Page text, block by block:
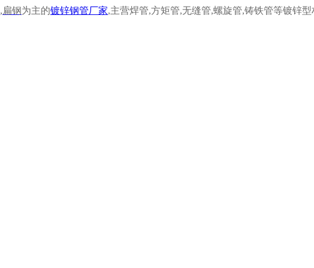
,扁钢为主的镀锌钢管厂家,主营焊管,方矩管,无缝管,螺旋管,铸铁管等镀锌型